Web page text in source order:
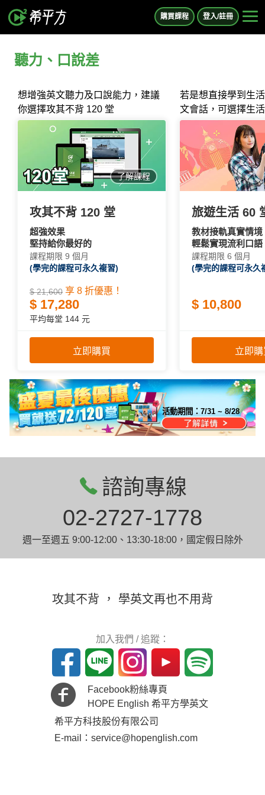
購買課程 登入/註冊
聽力、口說差
想增強英文聽力及口說能力，建議
你選擇攻其不背 120 堂
了解課程
攻其不背 120 堂
超強效果
堅持給你最好的
課程期限 9 個月
(學完的課程可永久複習)
$ 21,600 享 8 折優惠！
$ 17,280
平均每堂 144 元
立即購買
若是想直接學到生
文會話，可選擇生
旅遊生活 60
教材接軌真實情境
輕鬆實現流利口語
課程期限 6 個月
(學完的課程可永久
$ 10,800
立即
活動期間： 7/31 ~ 8/28
諮詢專線
02-2727-1778
週一至週五 9:00-12:00、13:30-18:00，國定假日除外
攻其不背 ， 學英文再也不用背
加入我們 / 追蹤：
Facebook粉絲專頁
HOPE English 希平方學英文
希平方科技股份有限公司
E-mail：service@hopenglish.com